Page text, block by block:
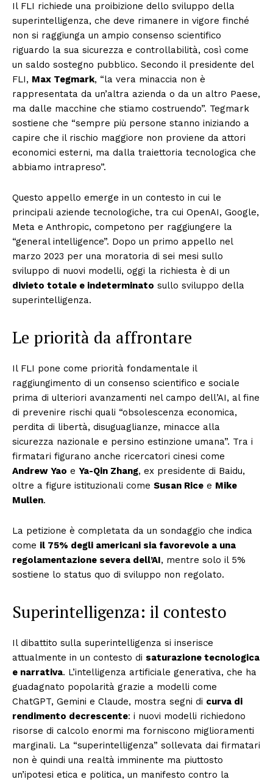
Il FLI richiede una proibizione dello sviluppo della
superintelligenza, che deve rimanere in vigore finché
non si raggiunga un ampio consenso scientifico
riguardo la sua sicurezza e controllabilità, così come
un saldo sostegno pubblico. Secondo il presidente del
FLI, Max Tegmark, “la vera minaccia non è
rappresentata da un’altra azienda o da un altro Paese,
ma dalle macchine che stiamo costruendo”. Tegmark
sostiene che “sempre più persone stanno iniziando a
capire che il rischio maggiore non proviene da attori
economici esterni, ma dalla traiettoria tecnologica che
abbiamo intrapreso”.
Questo appello emerge in un contesto in cui le
principali aziende tecnologiche, tra cui OpenAI, Google,
Meta e Anthropic, competono per raggiungere la
“general intelligence”. Dopo un primo appello nel
marzo 2023 per una moratoria di sei mesi sullo
sviluppo di nuovi modelli, oggi la richiesta è di un
divieto totale e indeterminato sullo sviluppo della
superintelligenza.
Le priorità da affrontare
Il FLI pone come priorità fondamentale il
raggiungimento di un consenso scientifico e sociale
prima di ulteriori avanzamenti nel campo dell’AI, al fine
di prevenire rischi quali “obsolescenza economica,
perdita di libertà, disuguaglianze, minacce alla
sicurezza nazionale e persino estinzione umana”. Tra i
firmatari figurano anche ricercatori cinesi come
Andrew Yao e Ya-Qin Zhang, ex presidente di Baidu,
oltre a figure istituzionali come Susan Rice e Mike
Mullen.
La petizione è completata da un sondaggio che indica
come il 75% degli americani sia favorevole a una
regolamentazione severa dell’AI, mentre solo il 5%
sostiene lo status quo di sviluppo non regolato.
Superintelligenza: il contesto
Il dibattito sulla superintelligenza si inserisce
attualmente in un contesto di saturazione tecnologica
e narrativa. L’intelligenza artificiale generativa, che ha
guadagnato popolarità grazie a modelli come
ChatGPT, Gemini e Claude, mostra segni di curva di
rendimento decrescente: i nuovi modelli richiedono
risorse di calcolo enormi ma forniscono miglioramenti
marginali. La “superintelligenza” sollevata dai firmatari
non è quindi una realtà imminente ma piuttosto
un’ipotesi etica e politica, un manifesto contro la